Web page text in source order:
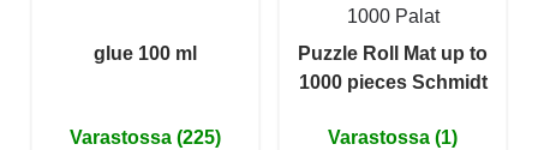
glue 100 ml
Varastossa (225)
1000 Palat
Puzzle Roll Mat up to
1000 pieces Schmidt
Varastossa (1)